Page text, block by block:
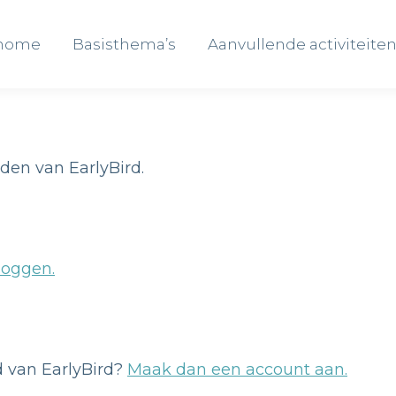
Basisthema’s Aanvullende activiteiten
van EarlyBird.
EarlyBird? Maak dan een account aan.
Basisthema’s Aanvullende activiteiten